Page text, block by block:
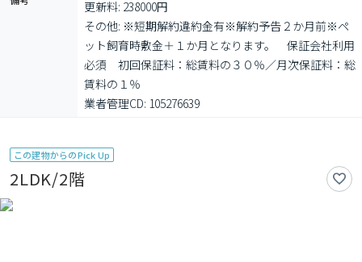
更新料: 238000円
その他: ※短期解約違約金有※解約予告２か月前※ペ
ット飼育時敷金＋１か月となります。　保証会社利用
必須　初回保証料：総賃料の３０％／月次保証料：総
賃料の１％
業者管理CD: 105276639
この建物からのPick Up
2LDK/2階